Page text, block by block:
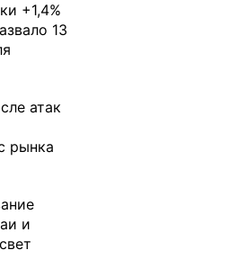
+1,4%
13
атак
рынка
и